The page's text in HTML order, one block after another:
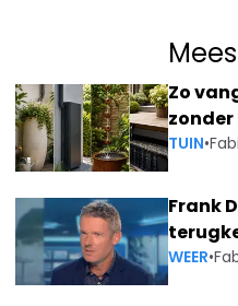
Zo
TUIN•
Frank
WEER•